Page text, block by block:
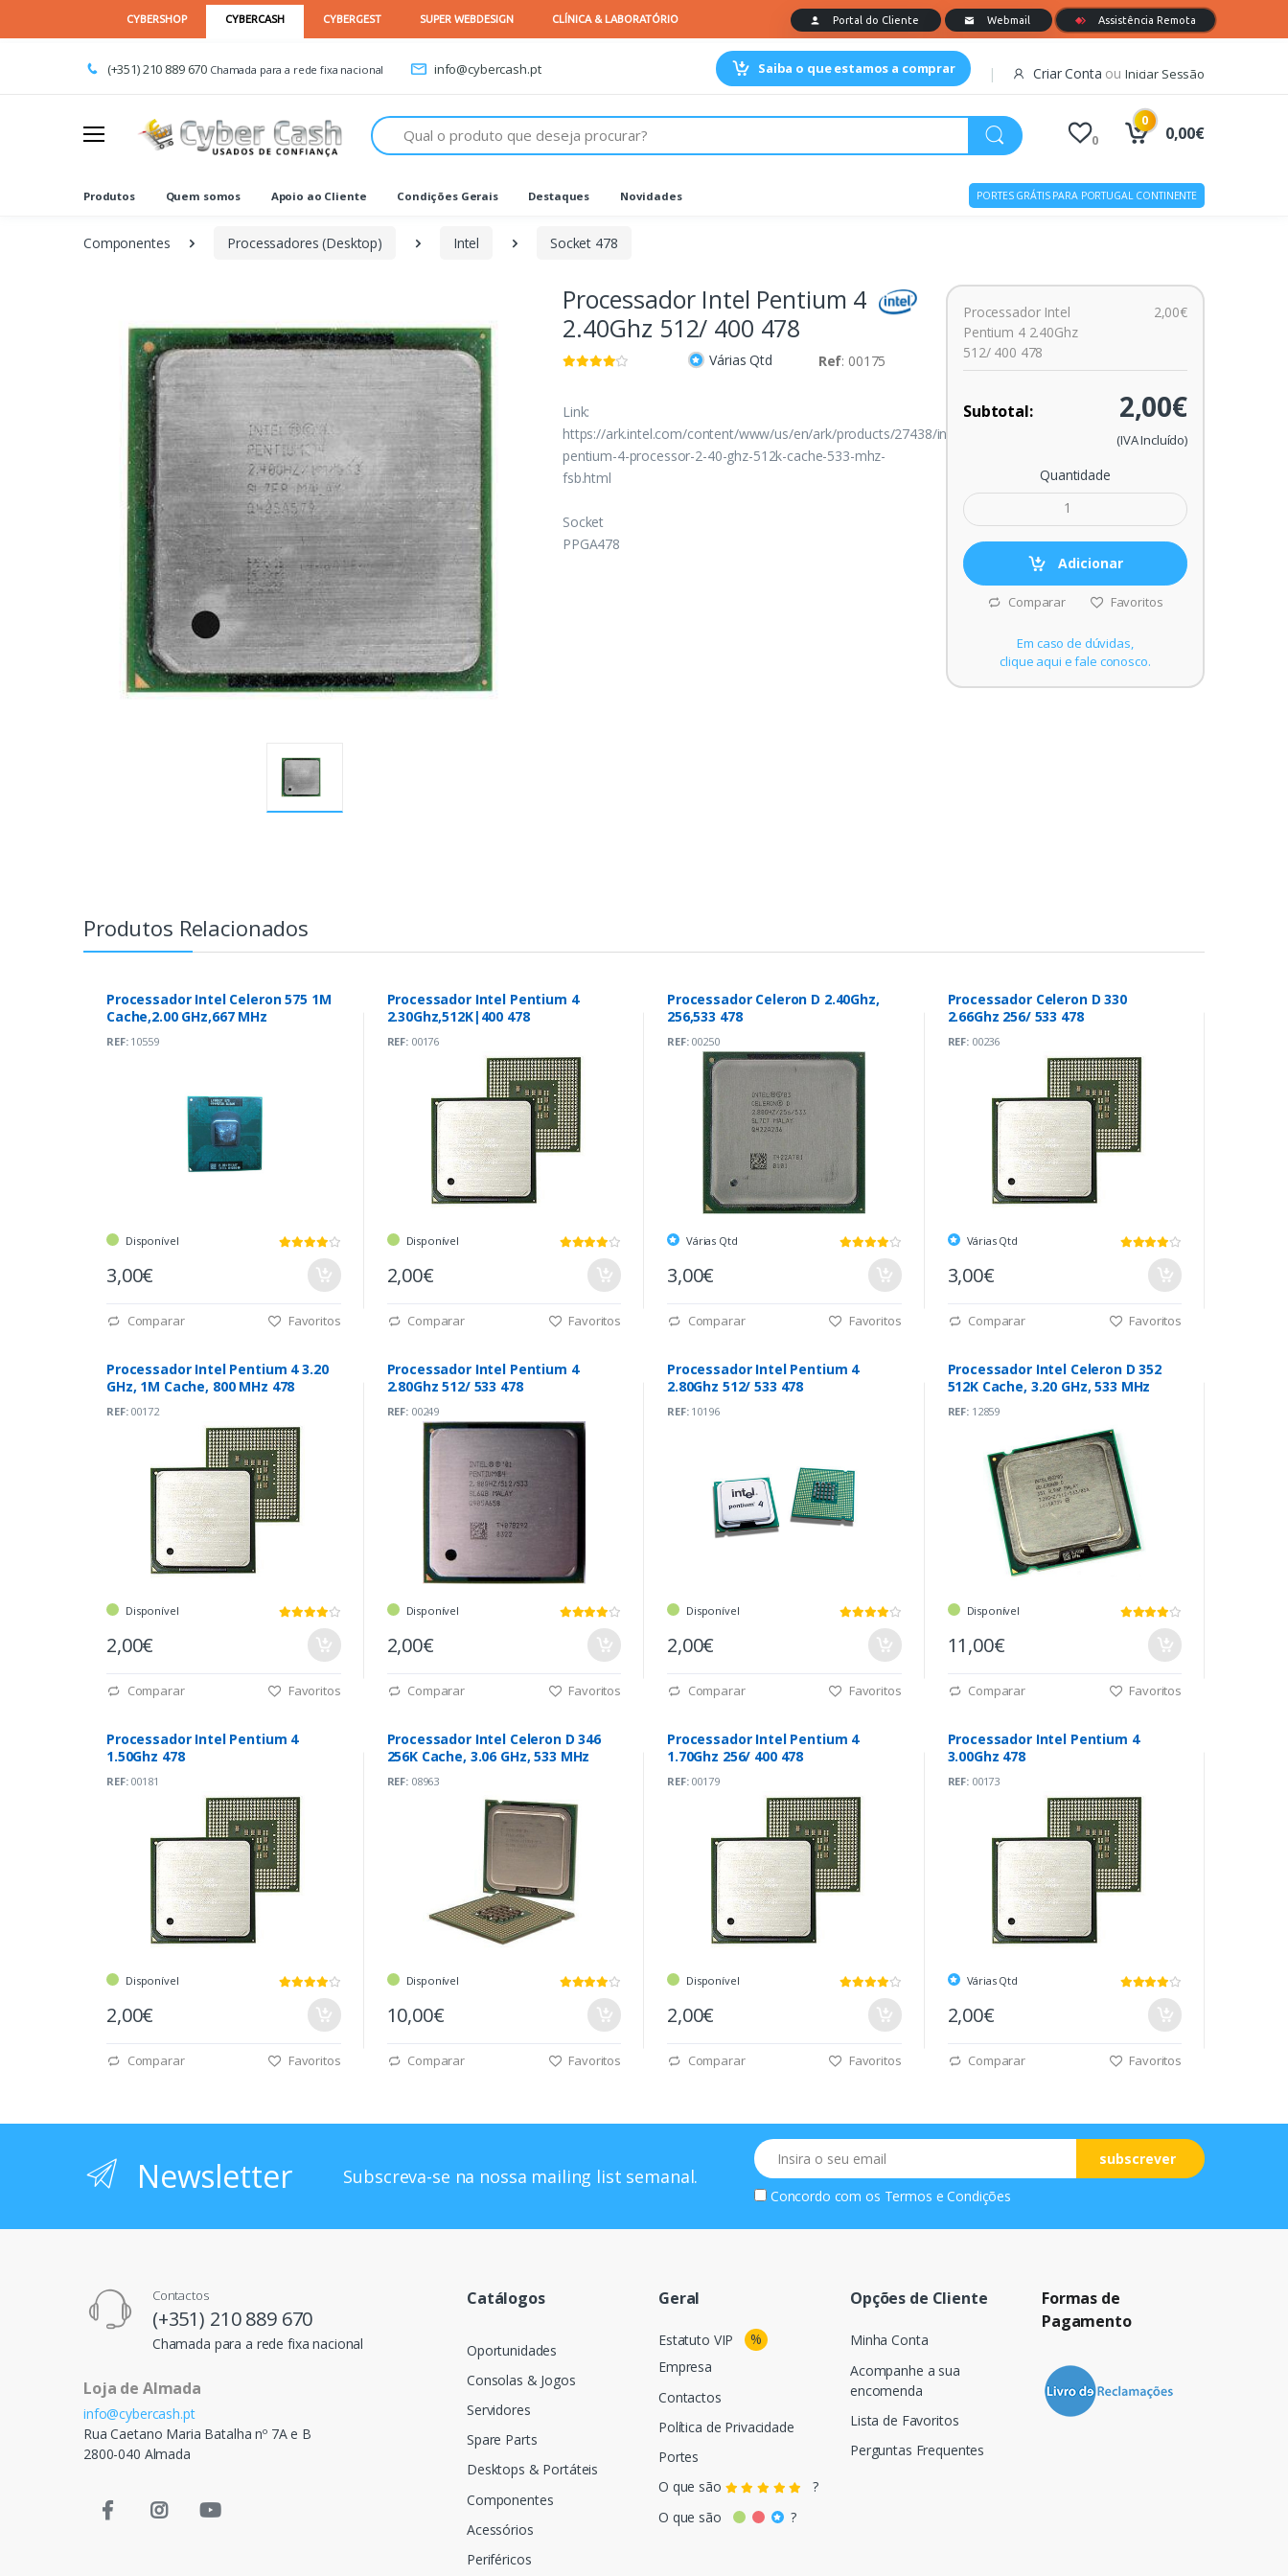
(+351) 210 889 670 Chamada para a rede fixa nacional info@cybercash.pt Saiba o que estamos a comprar Criar Conta ouIniciar Sessão
Procurar
0
0
0,00€
Produtos Quem somos Apoio ao Cliente Condições Gerais Destaques Novidades PORTES GRÁTIS PARA PORTUGAL CONTINENTE
Componentes Processadores (Desktop) Intel Socket 478
Processador Intel Pentium 4
2.40Ghz 512/ 400 478
Várias Qtd Ref: 00175
Link:
https://ark.intel.com/content/www/us/en/ark/products/27438/intel-
pentium-4-processor-2-40-ghz-512k-cache-533-mhz-
fsb.html
Socket
PPGA478
Processador Intel
Pentium 4 2.40Ghz
512/ 400 478
2,00€
Subtotal: 2,00€
(IVA Incluído)
Quantidade
Adicionar
Comparar Favoritos
Em caso de dúvidas,
clique aqui e fale conosco.
Produtos Relacionados
Processador Intel Celeron 575 1M
Cache,2.00 GHz,667 MHz
REF:10559
Disponível
3,00€
Comparar Favoritos
Processador Intel Pentium 4
2.30Ghz,512K|400 478
REF:00176
Disponível
2,00€
Comparar Favoritos
Processador Celeron D 2.40Ghz,
256,533 478
REF:00250
Várias Qtd
3,00€
Comparar Favoritos
Processador Celeron D 330
2.66Ghz 256/ 533 478
REF:00236
Várias Qtd
3,00€
Comparar Favoritos
Processador Intel Pentium 4 3.20
GHz, 1M Cache, 800 MHz 478
REF:00172
Disponível
2,00€
Comparar Favoritos
Processador Intel Pentium 4
2.80Ghz 512/ 533 478
REF:00249
Disponível
2,00€
Comparar Favoritos
Processador Intel Pentium 4
2.80Ghz 512/ 533 478
REF:10196
Disponível
2,00€
Comparar Favoritos
Processador Intel Celeron D 352
512K Cache, 3.20 GHz, 533 MHz
REF:12859
Disponível
11,00€
Comparar Favoritos
Processador Intel Pentium 4
1.50Ghz 478
REF:00181
Disponível
2,00€
Comparar Favoritos
Processador Intel Celeron D 346
256K Cache, 3.06 GHz, 533 MHz
REF:08963
Disponível
10,00€
Comparar Favoritos
Processador Intel Pentium 4
1.70Ghz 256/ 400 478
REF:00179
Disponível
2,00€
Comparar Favoritos
Processador Intel Pentium 4
3.00Ghz 478
REF:00173
Várias Qtd
2,00€
Comparar Favoritos
Newsletter Subscreva-se na nossa mailing list semanal.
Email
subscrever
Concordo com os Termos e Condições
Contactos
(+351) 210 889 670
Chamada para a rede fixa nacional
Loja de Almada
info@cybercash.pt
Rua Caetano Maria Batalha nº 7A e B
2800-040 Almada
Catálogos
Oportunidades
Consolas & Jogos
Servidores
Spare Parts
Desktops & Portáteis
Componentes
Acessórios
Periféricos
Geral
Estatuto VIP
%
Empresa
Contactos
Política de Privacidade
Portes
O que são
?
O que são
?
Opções de Cliente
Minha Conta
Acompanhe a sua
encomenda
Lista de Favoritos
Perguntas Frequentes
Formas de
Pagamento